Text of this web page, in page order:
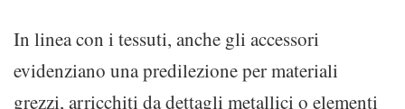
In linea con i tessuti, anche gli accessori
evidenziano una predilezione per materiali
grezzi, arricchiti da dettagli metallici o elementi